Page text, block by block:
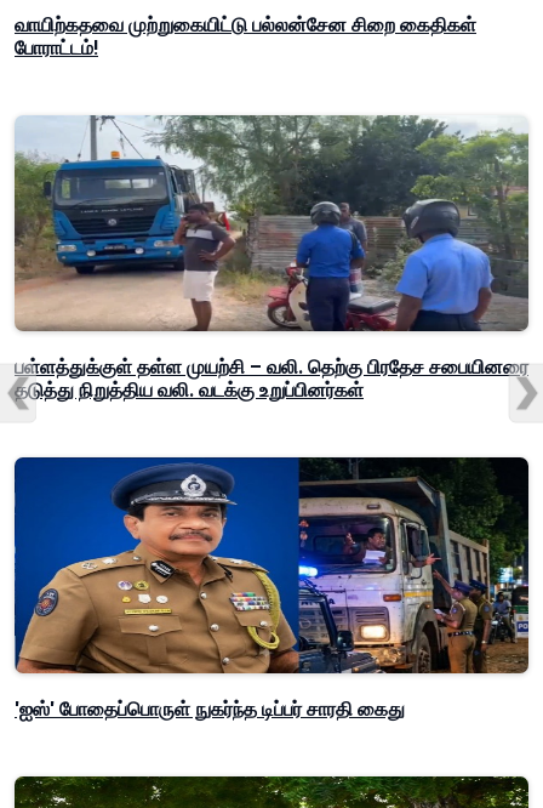
வாயிற்கதவை முற்றுகையிட்டு பல்லன்சேன சிறை கைதிகள்
போராட்டம்!
பள்ளத்துக்குள் தள்ள முயற்சி – வலி. தெற்கு பிரதேச சபையினரை
தடுத்து நிறுத்திய வலி. வடக்கு உறுப்பினர்கள்
'ஐஸ்' போதைப்பொருள் நுகர்ந்த டிப்பர் சாரதி கைது